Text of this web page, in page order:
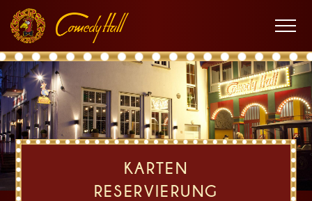
Hauptnavigation
Inhalt
Fußnavigation
K
a
Menü
KARTEN
RESERVIERUNG